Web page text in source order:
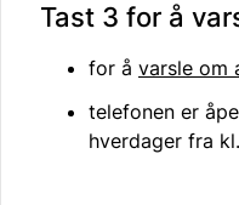
Tast 3 for å
for å varsle om
telefonen er
hverdager fra